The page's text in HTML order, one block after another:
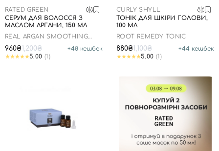
RATED GREEN
СЕРУМ ДЛЯ ВОЛОССЯ З
МАСЛОМ АРГАНИ, 150 МЛ
REAL ARGAN SMOOTHING
960₴1,200₴ +48 кешбек
5.00 (1)
CURLY SHYLL
ТОНІК ДЛЯ ШКІРИ ГОЛОВИ,
100 МЛ
ROOT REMEDY TONIC
880₴1,100₴ +44 кешбек
5.00 (1)